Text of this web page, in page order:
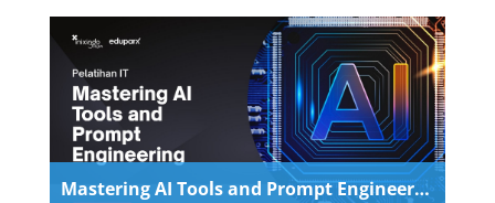
Mastering AI Tools and Prompt Engineering